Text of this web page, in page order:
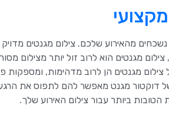
נשכחים מהאירוע שלכם. צילום מגנטים
מגנטים הוא לרוב זול יותר מצילום
צילום מגנטים הן לרוב מדהימות, ומספקות
דוקטור מגנט מאפשר להם לתפוס את
ביותר עבור צילום האירוע שלך.